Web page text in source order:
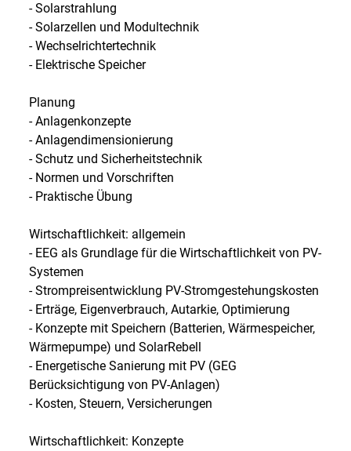
- Solarstrahlung
- Solarzellen und Modultechnik
- Wechselrichtertechnik
- Elektrische Speicher
Planung
- Anlagenkonzepte
- Anlagendimensionierung
- Schutz und Sicherheitstechnik
- Normen und Vorschriften
- Praktische Übung
Wirtschaftlichkeit: allgemein
- EEG als Grundlage für die Wirtschaftlichkeit von PV-
Systemen
- Strompreisentwicklung PV-Stromgestehungskosten
- Erträge, Eigenverbrauch, Autarkie, Optimierung
- Konzepte mit Speichern (Batterien, Wärmespeicher,
Wärmepumpe) und SolarRebell
- Energetische Sanierung mit PV (GEG
Berücksichtigung von PV-Anlagen)
- Kosten, Steuern, Versicherungen
Wirtschaftlichkeit: Konzepte